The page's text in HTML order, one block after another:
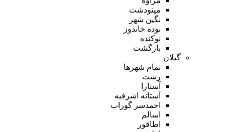
مینودشت
نگین شهر
نوده خاندوز
نوکنده
بازگشت
گیلان
تمام شهر‌ها
رشت
آستارا
آستانه اشرفیه
احمدسر گوراب
اسالم
اطاقور